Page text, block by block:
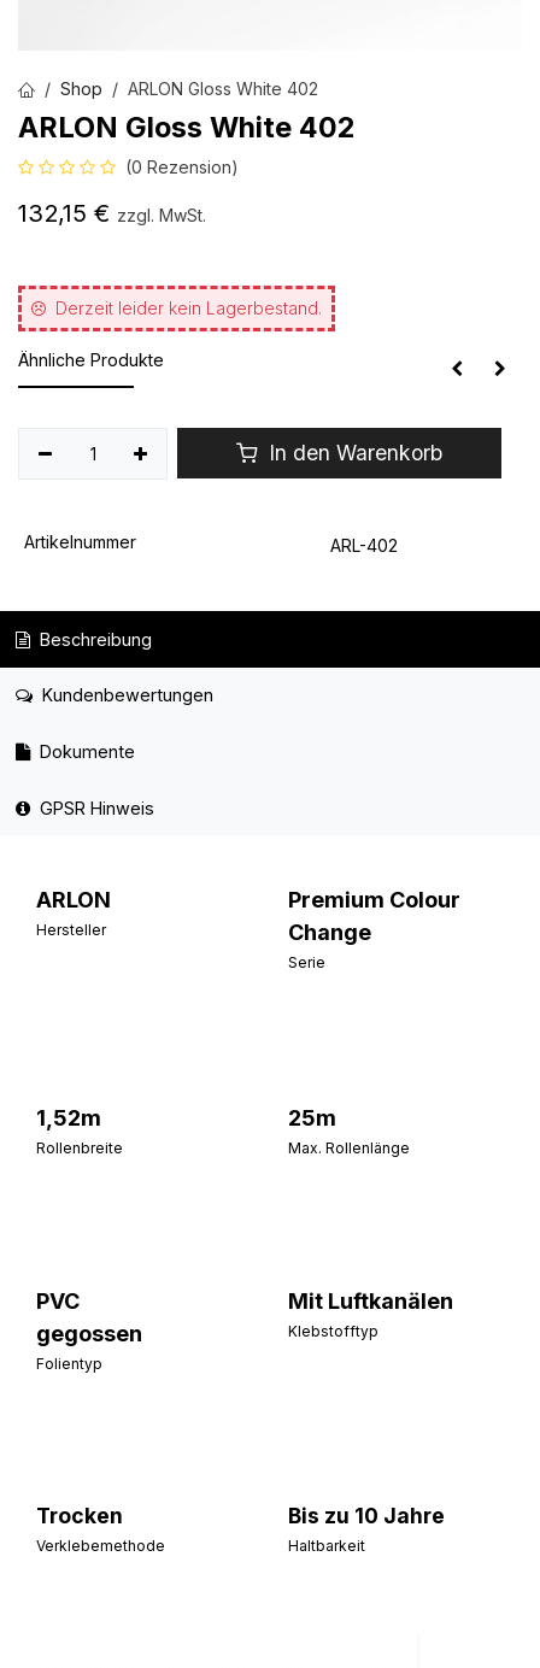
Shop ARLON Gloss White 402
ARLON Gloss White 402
(0 Rezension)
132,15 € zzgl. MwSt.
Derzeit leider kein Lagerbestand.
Ähnliche Produkte
In den Warenkorb
Artikelnummer ARL-402
Beschreibung
Kundenbewertungen
Dokumente
GPSR Hinweis
ARLON
Hersteller
Premium Colour
Change
Serie
1,52m
Rollenbreite
25m
Max. Rollenlänge
PVC
gegossen
Folientyp
Mit Luftkanälen
Klebstofftyp
Trocken
Verklebemethode
Bis zu 10 Jahre
Haltbarkeit